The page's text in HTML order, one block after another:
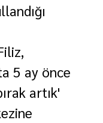
5 ay önce
artık'